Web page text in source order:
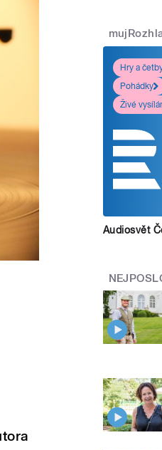
Hry a
Pohádky
Živé
Audiosvět